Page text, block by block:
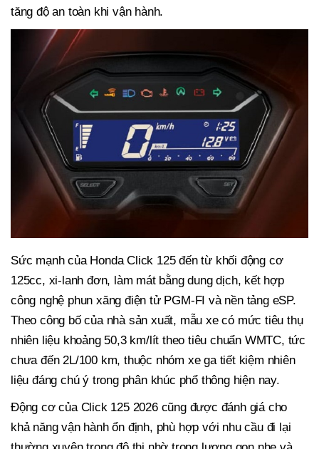
tăng độ an toàn khi vận hành.
Sức mạnh của Honda Click 125 đến từ khối động cơ
125cc, xi-lanh đơn, làm mát bằng dung dịch, kết hợp
công nghệ phun xăng điện tử PGM-FI và nền tảng eSP.
Theo công bố của nhà sản xuất, mẫu xe có mức tiêu thụ
nhiên liệu khoảng 50,3 km/lít theo tiêu chuẩn WMTC, tức
chưa đến 2L/100 km, thuộc nhóm xe ga tiết kiệm nhiên
liệu đáng chú ý trong phân khúc phổ thông hiện nay.
Động cơ của Click 125 2026 cũng được đánh giá cho
khả năng vận hành ổn định, phù hợp với nhu cầu đi lại